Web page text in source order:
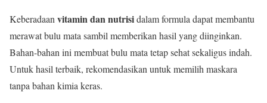
Keberadaanvitamin dan nutrisidalam formula dapat membantu
merawat bulu mata sambil memberikan hasil yang diinginkan.
Bahan-bahan ini membuat bulu mata tetap sehat sekaligus indah.
Untuk hasil terbaik, rekomendasikan untuk memilih maskara
tanpa bahan kimia keras.